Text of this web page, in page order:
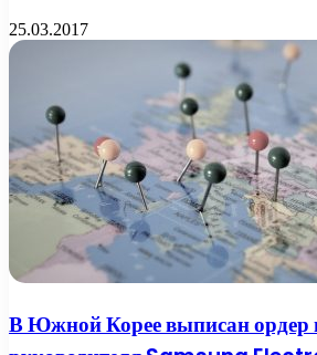
25.03.2017
В Южной Корее выписан ордер